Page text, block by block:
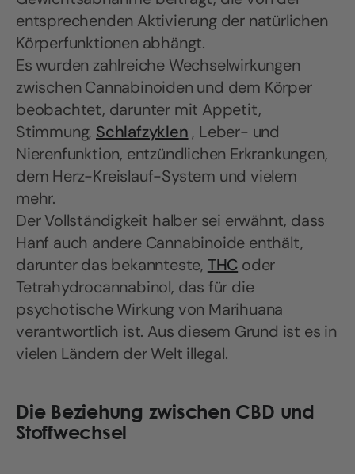
entsprechenden Aktivierung der natürlichen
Körperfunktionen abhängt.
Es wurden zahlreiche Wechselwirkungen
zwischen Cannabinoiden und dem Körper
beobachtet, darunter mit Appetit,
Stimmung, Schlafzyklen , Leber- und
Nierenfunktion, entzündlichen Erkrankungen,
dem Herz-Kreislauf-System und vielem
mehr.
Der Vollständigkeit halber sei erwähnt, dass
Hanf auch andere Cannabinoide enthält,
darunter das bekannteste, THC oder
Tetrahydrocannabinol, das für die
psychotische Wirkung von Marihuana
verantwortlich ist. Aus diesem Grund ist es in
vielen Ländern der Welt illegal.
Die Beziehung zwischen CBD und
Stoffwechsel